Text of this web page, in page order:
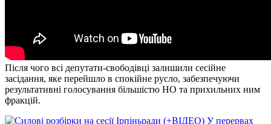
Після чого всі депутати-свободівці залишили сесійне
засідання, яке перейшло в спокійне русло, забезпечуючи
результативні голосування більшістю НО та прихильних ним
фракцій.